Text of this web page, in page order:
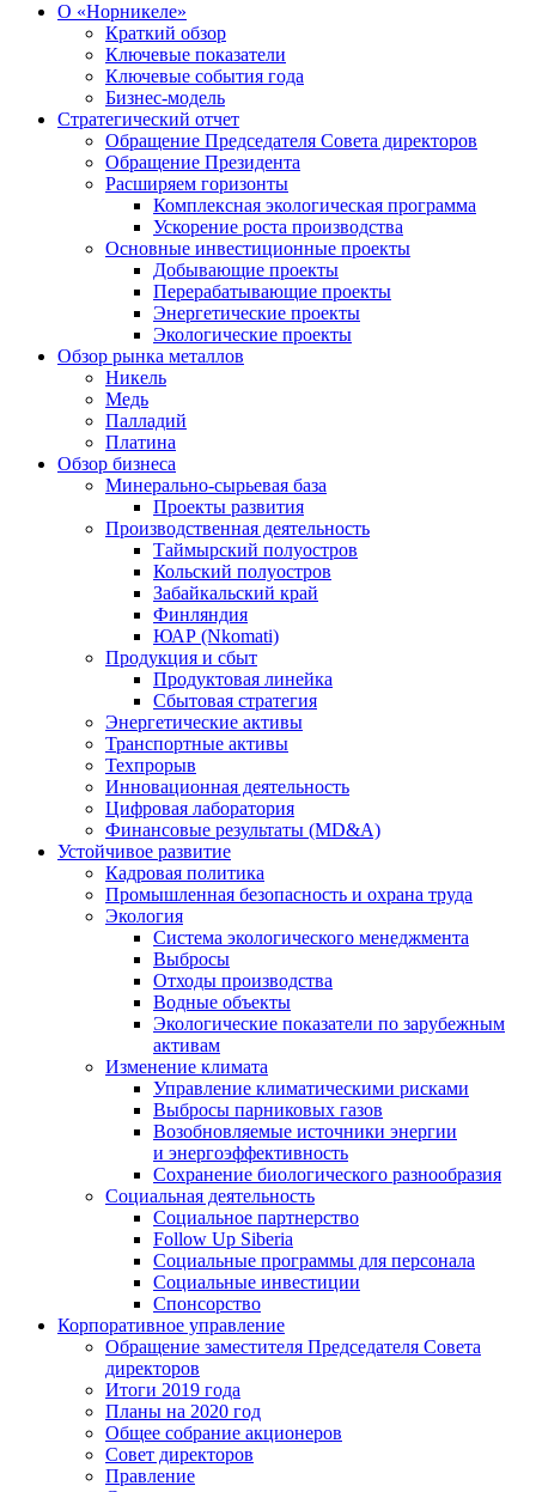
О «Норникеле»
Краткий обзор
Ключевые показатели
Ключевые события года
Бизнес-модель
Стратегический отчет
Обращение Председателя Совета директоров
Обращение Президента
Расширяем горизонты
Комплексная экологическая программа
Ускорение роста производства
Основные инвестиционные проекты
Добывающие проекты
Перерабатывающие проекты
Энергетические проекты
Экологические проекты
Обзор рынка металлов
Никель
Медь
Палладий
Платина
Обзор бизнеса
Минерально-сырьевая база
Проекты развития
Производственная деятельность
Таймырский полуостров
Кольский полуостров
Забайкальский край
Финляндия
ЮАР (Nkomati)
Продукция и сбыт
Продуктовая линейка
Сбытовая стратегия
Энергетические активы
Транспортные активы
Техпрорыв
Инновационная деятельность
Цифровая лаборатория
Финансовые результаты (MD&A)
Устойчивое развитие
Кадровая политика
Промышленная безопасность и охрана труда
Экология
Система экологического менеджмента
Выбросы
Отходы производства
Водные объекты
Экологические показатели по зарубежным
активам
Изменение климата
Управление климатическими рисками
Выбросы парниковых газов
Возобновляемые источники энергии
и энергоэффективность
Сохранение биологического разнообразия
Социальная деятельность
Социальное партнерство
Follow Up Siberia
Социальные программы для персонала
Социальные инвестиции
Спонсорство
Корпоративное управление
Обращение заместителя Председателя Совета
директоров
Итоги 2019 года
Планы на 2020 год
Общее собрание акционеров
Совет директоров
Правление